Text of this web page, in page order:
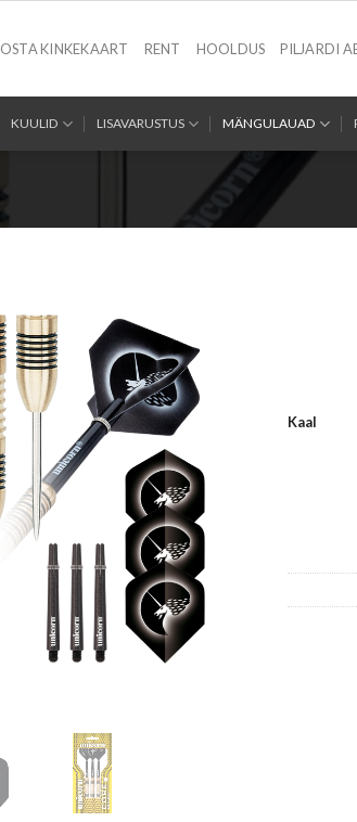
OSTA KINKEKAART RENT HOOLDUS PILJARDI
KUULID LISAVARUSTUS MÄNGULAUAD
Kaal